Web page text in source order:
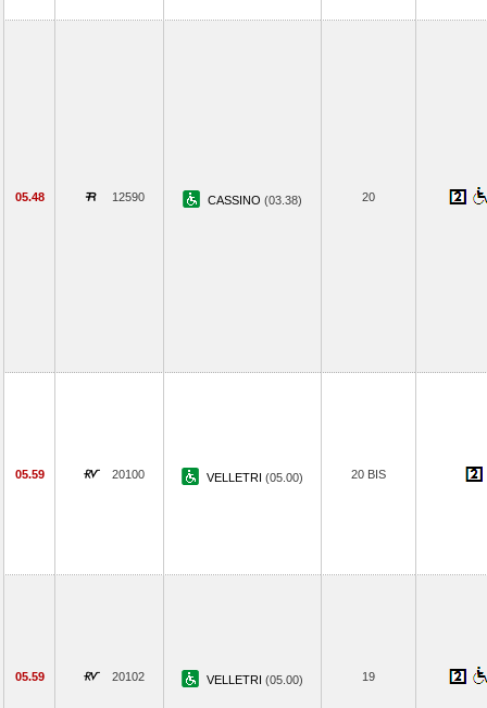
05.48 12590 CASSINO (03.38) 20
05.59 20100 VELLETRI (05.00) 20 BIS
05.59 20102 VELLETRI (05.00) 19